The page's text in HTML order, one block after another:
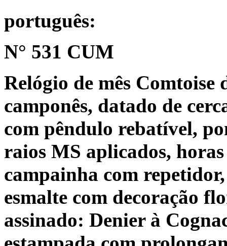
português:
N° 531 CUM
Relógio de mês Comtoise
camponês, datado de
com pêndulo rebatível,
raios MS aplicados,
campainha com
esmalte com decoração
assinado: Denier à